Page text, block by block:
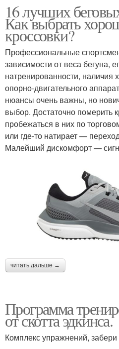
16 лучших
Как выбрать
кроссовки?
Профессиональные
зависимости от веса бегуна,
натренированности, наличия
опорно-двигательного
нюансы очень важны, но
выбор. Достаточно померить
пробежаться в них по
или где-то натирает —
Малейший дискомфорт —
читать дальше →
Программа
от скотта эдкинса.
Комплекс упражнений, забери